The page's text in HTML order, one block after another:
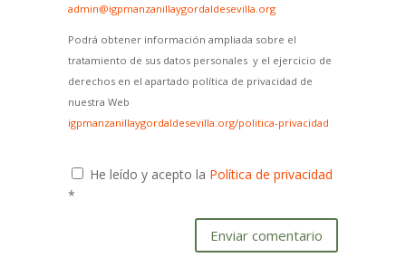
admin@igpmanzanillaygordaldesevilla.org
Podrá obtener información ampliada sobre el
tratamiento de sus datos personales y el ejercicio de
derechos en el apartado política de privacidad de
nuestra Web
igpmanzanillaygordaldesevilla.org/politica-privacidad
He leído y acepto la Política de privacidad
*
Enviar comentario